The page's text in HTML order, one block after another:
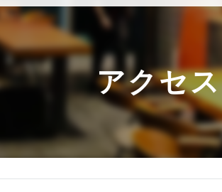
銀座 圓｜店舗情報
圓 弁柄｜店舗情報
ご予約｜銀座 圓
ご予約｜圓 弁柄
アクセス